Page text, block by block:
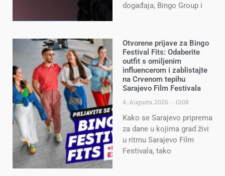
događaja, Bingo Group i
Otvorene prijave za Bingo
Festival Fits: Odaberite
outfit s omiljenim
influencerom i zablistajte
na Crvenom tepihu
Sarajevo Film Festivala
4. Augusta 2026. 13:08
Kako se Sarajevo priprema
za dane u kojima grad živi
u ritmu Sarajevo Film
Festivala, tako